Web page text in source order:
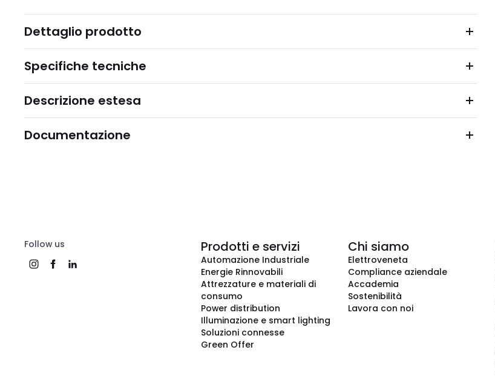
Dettaglio prodotto
Specifiche tecniche
Descrizione estesa
Documentazione
Follow us Prodotti e servizi
Automazione Industriale
Energie Rinnovabili
Attrezzature e materiali di
consumo
Power distribution
Illuminazione e smart lighting
Soluzioni connesse
Green Offer
Chi siamo
Elettroveneta
Compliance aziendale
Accademia
Sostenibilità
Lavora con noi